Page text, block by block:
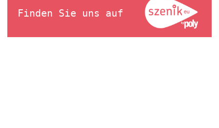
Finden Sie uns auf